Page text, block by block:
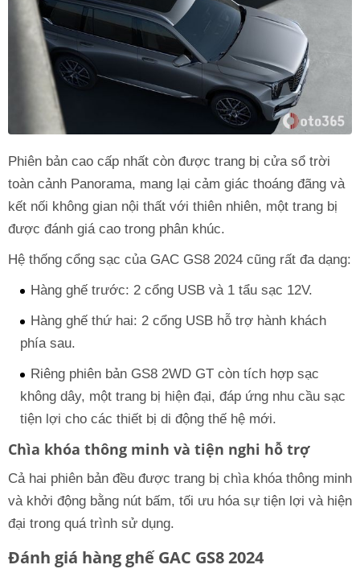
Phiên bản cao cấp nhất còn được trang bị cửa sổ trời
toàn cảnh Panorama, mang lại cảm giác thoáng đãng và
kết nối không gian nội thất với thiên nhiên, một trang bị
được đánh giá cao trong phân khúc.
Hệ thống cổng sạc của GAC GS8 2024 cũng rất đa dạng:
Hàng ghế trước: 2 cổng USB và 1 tẩu sạc 12V.
Hàng ghế thứ hai: 2 cổng USB hỗ trợ hành khách
phía sau.
Riêng phiên bản GS8 2WD GT còn tích hợp sạc
không dây, một trang bị hiện đại, đáp ứng nhu cầu sạc
tiện lợi cho các thiết bị di động thế hệ mới.
Chìa khóa thông minh và tiện nghi hỗ trợ
Cả hai phiên bản đều được trang bị chìa khóa thông minh
và khởi động bằng nút bấm, tối ưu hóa sự tiện lợi và hiện
đại trong quá trình sử dụng.
Đánh giá hàng ghế GAC GS8 2024